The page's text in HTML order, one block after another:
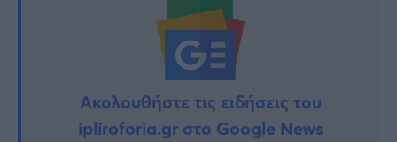
Ακολουθήστε τις ειδήσεις του
ipliroforia.gr στο Google News